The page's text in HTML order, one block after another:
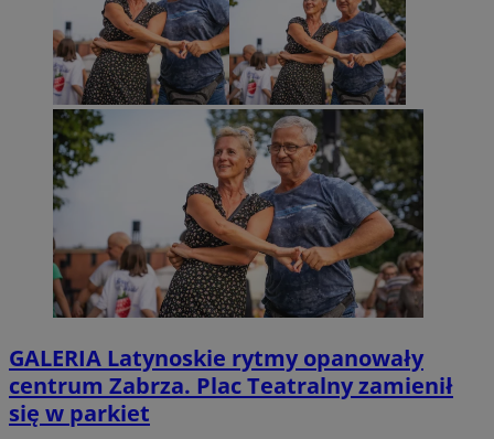
GALERIA Latynoskie rytmy opanowały
centrum Zabrza. Plac Teatralny zamienił
się w parkiet